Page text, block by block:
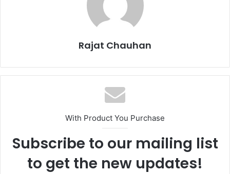
Rajat Chauhan
With Product You Purchase
Subscribe to our mailing list
to get the new updates!